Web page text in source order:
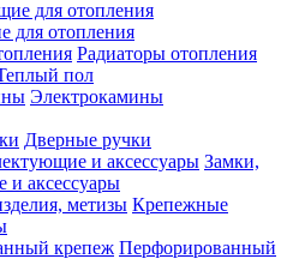
для отопления
Радиаторы отопления
пол
Электрокамины
Дверные ручки
Замки,
и аксессуары
Крепежные
Перфорированный